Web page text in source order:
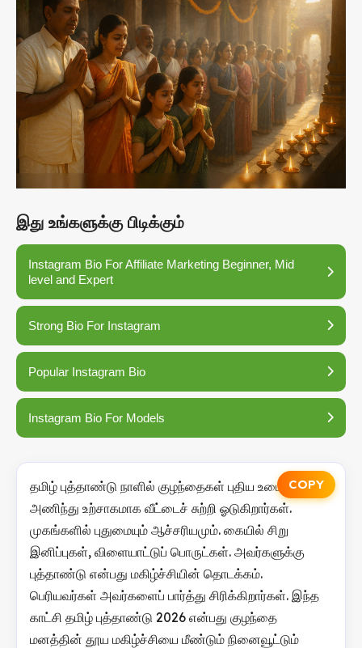
இது உங்களுக்கு பிடிக்கும்
Instagram Bio For Affiliate Marketing Beginner, Mid
level and Expert
Strong Bio For Instagram
Popular Instagram Bio
Instagram Bio For Models
COPY
தமிழ் புத்தாண்டு நாளில் குழந்தைகள் புதிய உடை
அணிந்து உற்சாகமாக வீட்டைச் சுற்றி ஓடுகிறார்கள்.
முகங்களில் புதுமையும் ஆச்சரியமும். கையில் சிறு
இனிப்புகள், விளையாட்டுப் பொருட்கள். அவர்களுக்கு
புத்தாண்டு என்பது மகிழ்ச்சியின் தொடக்கம்.
பெரியவர்கள் அவர்களைப் பார்த்து சிரிக்கிறார்கள். இந்த
காட்சி தமிழ் புத்தாண்டு 2026 என்பது குழந்தை
மனத்தின் தூய மகிழ்ச்சியை மீண்டும் நினைவூட்டும்